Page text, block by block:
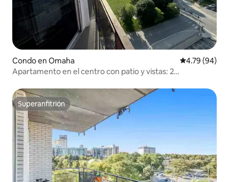
Condo en Omaha Calificación
4.79 (94)
Apartamento en el centro con patio y vistas: 2
Superanfitrión
Superanfitrión